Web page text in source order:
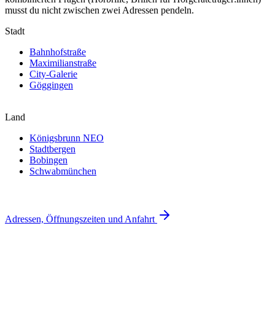
musst du nicht zwischen zwei Adressen pendeln.
Stadt
Bahnhofstraße
Maximilianstraße
City-Galerie
Göggingen
Land
Königsbrunn NEO
Stadtbergen
Bobingen
Schwabmünchen
Adressen, Öffnungszeiten und Anfahrt